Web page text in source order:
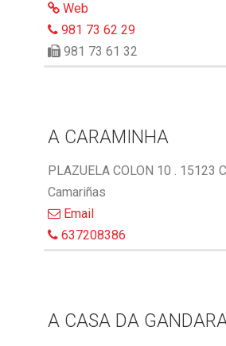
Web
981 73 62 29
981 73 61 32
A CARAMINHA
PLAZUELA COLON 10 . 15123
Camariñas
Email
637208386
A CASA DA